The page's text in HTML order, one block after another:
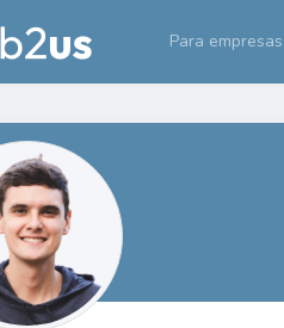
Para empresas